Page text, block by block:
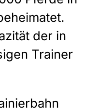
der in
Trainer